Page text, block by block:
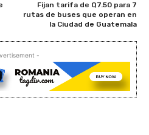
Fijan tarifa de Q7.50 para 7
rutas de buses que operan en
la Ciudad de Guatemala
-